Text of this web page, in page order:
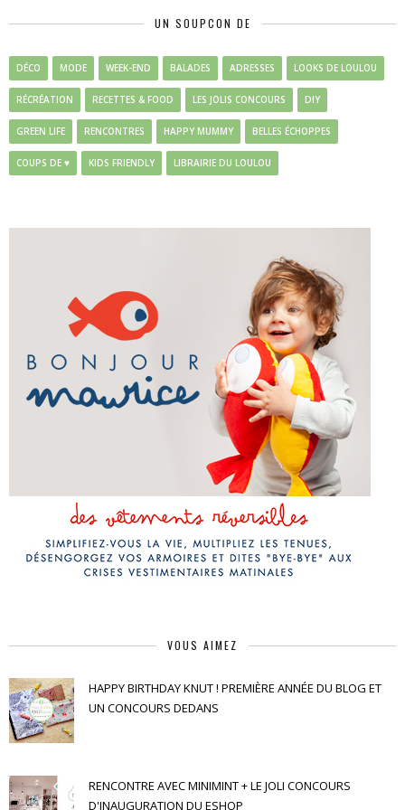
UN SOUPCON DE
DÉCO MODE WEEK-END BALADES ADRESSES LOOKS DE LOULOU
RÉCRÉATION RECETTES & FOOD LES JOLIS CONCOURS DIY
GREEN LIFE RENCONTRES HAPPY MUMMY BELLES ÉCHOPPES
COUPS DE ♥ KIDS FRIENDLY LIBRAIRIE DU LOULOU
VOUS AIMEZ
HAPPY BIRTHDAY KNUT ! PREMIÈRE ANNÉE DU BLOG ET
UN CONCOURS DEDANS
RENCONTRE AVEC MINIMINT + LE JOLI CONCOURS
D'INAUGURATION DU ESHOP